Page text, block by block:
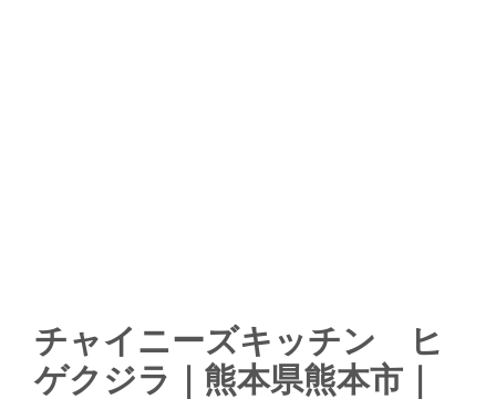
チャイニーズキッチン ヒ
ゲクジラ｜熊本県熊本市｜